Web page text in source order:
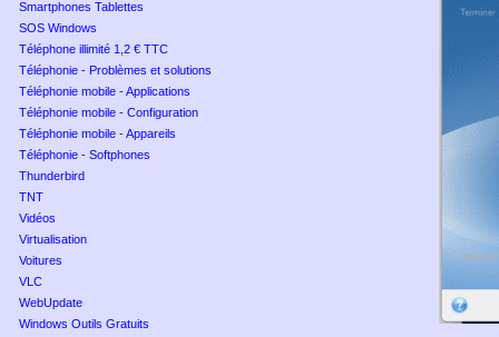
Smartphones Tablettes
SOS Windows
Téléphone illimité 1,2 € TTC
Téléphonie - Problèmes et solutions
Téléphonie mobile - Applications
Téléphonie mobile - Configuration
Téléphonie mobile - Appareils
Téléphonie - Softphones
Thunderbird
TNT
Vidéos
Virtualisation
Voitures
VLC
WebUpdate
Windows Outils Gratuits